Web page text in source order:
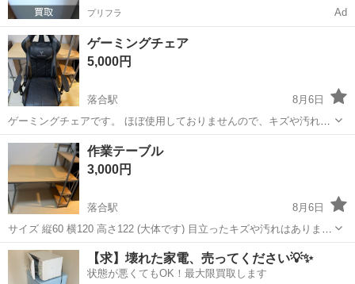
プリフラ Ad
ゲーミングチェア
5,000円
落合駅
8月6日
ゲーミングチェアです。 ほぼ使用しておりませんので、キズや汚れも
ありません。 引き取りにきていただける方を優先いたします。 よろし
くお願いいたします！
東京 中野区 落合駅
作業テーブル
3,000円
落合駅
8月6日
サイズ 縦60 横120 高さ122 (大体です) 目立ったキズや汚れはありませ
ん。 お渡しの際は分解してのお渡しとなります。 (取扱説明書はあり
ません) 組み立ては難しくありませんでした。 転居に伴い不用となっ
た為の出品...
東京 中野区 落合駅 オフィス用家具 組み立て
【求】壊れた家電、売ってください💡✨
状態が悪くてもOK！最大限買取します